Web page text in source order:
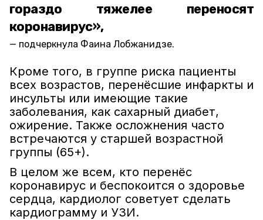
гораздо тяжелее переносят
коронавирус»,
подчеркнула Фаина Лобжанидзе.
Кроме того, в группе риска пациенты
всех возрастов, перенёсшие инфаркты и
инсульты или имеющие такие
заболевания, как сахарный диабет,
ожирение. Также осложнения часто
встречаются у старшей возрастной
группы (65+).
В целом же всем, кто перенёс
коронавирус и беспокоится о здоровье
сердца, кардиолог советует сделать
кардиограмму и УЗИ.